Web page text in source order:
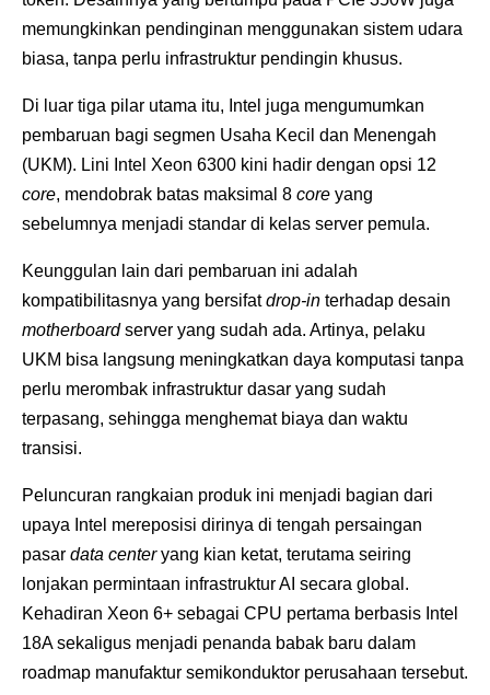
memungkinkan pendinginan menggunakan sistem udara
biasa, tanpa perlu infrastruktur pendingin khusus.
Di luar tiga pilar utama itu, Intel juga mengumumkan
pembaruan bagi segmen Usaha Kecil dan Menengah
(UKM). Lini Intel Xeon 6300 kini hadir dengan opsi 12
core, mendobrak batas maksimal 8 core yang
sebelumnya menjadi standar di kelas server pemula.
Keunggulan lain dari pembaruan ini adalah
kompatibilitasnya yang bersifatdrop-in terhadap desain
motherboardserver yang sudah ada. Artinya, pelaku
UKM bisa langsung meningkatkan daya komputasi tanpa
perlu merombak infrastruktur dasar yang sudah
terpasang, sehingga menghemat biaya dan waktu
transisi.
Peluncuran rangkaian produk ini menjadi bagian dari
upaya Intel mereposisi dirinya di tengah persaingan
pasar data centeryang kian ketat, terutama seiring
lonjakan permintaan infrastruktur AI secara global.
Kehadiran Xeon 6+ sebagai CPU pertama berbasis Intel
18A sekaligus menjadi penanda babak baru dalam
roadmap manufaktur semikonduktor perusahaan tersebut.